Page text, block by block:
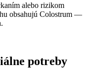
alebo rizikom
obsahujú Colostrum —
potreby